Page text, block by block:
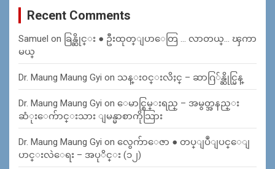
Recent Comments
Samuel on ခြန္ဆိုင္း ● ဦးထုတ္ျပာေတြ … လာတယ္… ၾကာ
မယ္
Dr. Maung Maung Gyi on သန္း၀င္းလိႈင္ – ဆာဂြ်န္ဆိုင္မြန္
Dr. Maung Maung Gyi on ေမာင္စြမ္းရည္ – အမွတ္အနည္း
ဆံုးေက်ာင္းသား ျမန္မာစာကိုသြား
Dr. Maung Maung Gyi on လွေက်ာေဇာ ● တပ္ျပဳျပင္ေျ
ပာင္းလဲေရး – အပုိင္း (၁၂)